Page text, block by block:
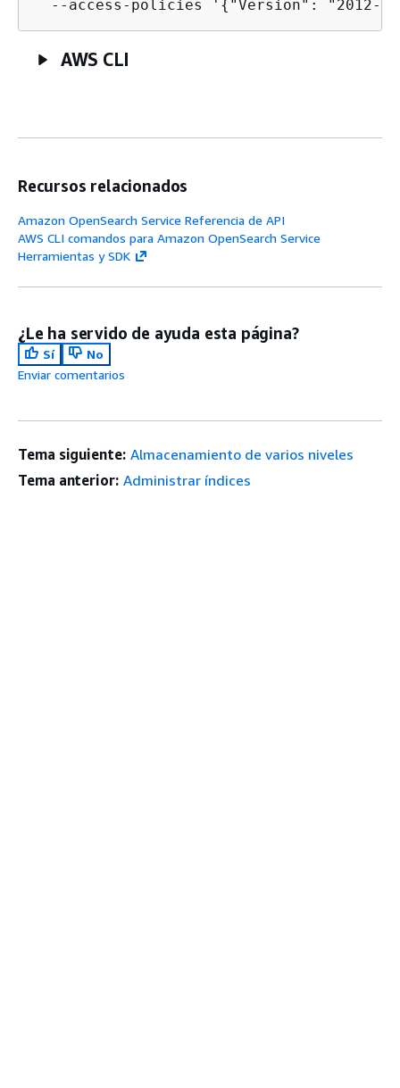
  --access-policies '
{ "Version": "2012-
AWS CLI
Recursos relacionados
Amazon OpenSearch Service Referencia de API
AWS CLI comandos para Amazon OpenSearch Service
Herramientas y SDK
¿Le ha servido de ayuda esta página?
Sí
No
Enviar comentarios
Tema siguiente: Almacenamiento de varios niveles
Tema anterior: Administrar índices